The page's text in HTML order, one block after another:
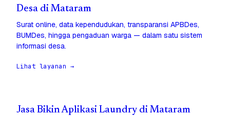
Desa di Mataram
Surat online, data kependudukan, transparansi APBDes,
BUMDes, hingga pengaduan warga — dalam satu sistem
informasi desa.
Lihat layanan →
Jasa Bikin Aplikasi Laundry di Mataram